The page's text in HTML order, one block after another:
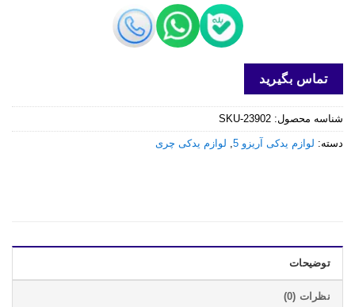
تماس بگیرید
شناسه محصول: SKU-23902
دسته: لوازم یدکی آریزو 5 , لوازم یدکی چری
توضیحات
نظرات (0)